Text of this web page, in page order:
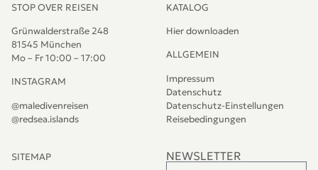
STOP OVER REISEN
Grünwalderstraße 248
81545 München
Mo – Fr 10:00 – 17:00
INSTAGRAM
@maledivenreisen
@redsea.islands
KATALOG
Hier downloaden
ALLGEMEIN
Impressum
Datenschutz
Datenschutz-Einstellungen
Reisebedingungen
SITEMAP
NEWSLETTER